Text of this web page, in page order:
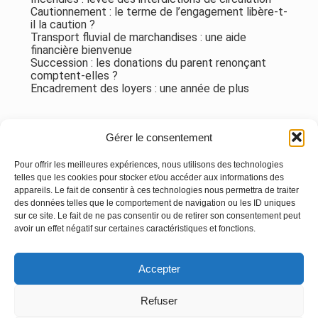
Gérer le consentement
Pour offrir les meilleures expériences, nous utilisons des technologies
telles que les cookies pour stocker et/ou accéder aux informations des
appareils. Le fait de consentir à ces technologies nous permettra de traiter
des données telles que le comportement de navigation ou les ID uniques
sur ce site. Le fait de ne pas consentir ou de retirer son consentement peut
avoir un effet négatif sur certaines caractéristiques et fonctions.
Accepter
Refuser
Cautionnement : le terme de l’engagement libère-t-
il la caution ?
Transport fluvial de marchandises : une aide
financière bienvenue
Succession : les donations du parent renonçant
comptent-elles ?
Encadrement des loyers : une année de plus
Aucun commentaire à afficher.
Principale
Linkedin Instagram